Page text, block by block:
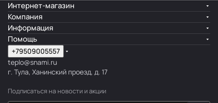
Интернет-магазин
Компания
Информация
Помощь
+79509005557
teplo@snami.ru
г. Тула, Ханинский проезд, д. 17
Подписаться на новости и акции